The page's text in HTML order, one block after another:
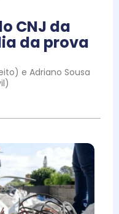
CNJ da
da prova
e Adriano Sousa